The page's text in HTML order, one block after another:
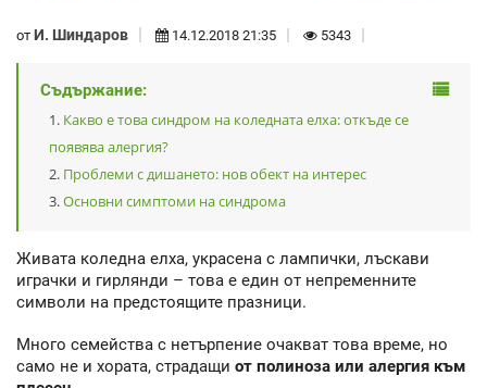
от И. Шиндаров 14.12.2018 21:35 5343
Съдържание:
Какво е това синдром на коледната елха: откъде се
появява алергия?
Проблеми с дишането: нов обект на интерес
Основни симптоми на синдрома
Живата коледна елха, украсена с лампички, лъскави
играчки и гирлянди – това е един от непременните
символи на предстоящите празници.
Много семейства с нетърпение очакват това време, но
само не и хората, страдащи от полиноза или алергия към